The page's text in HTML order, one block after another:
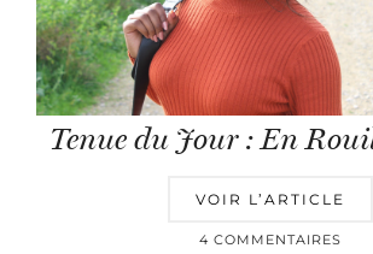
Tenue du Jour : En
VOIR L’ARTICLE
4 COMMENTAIRES